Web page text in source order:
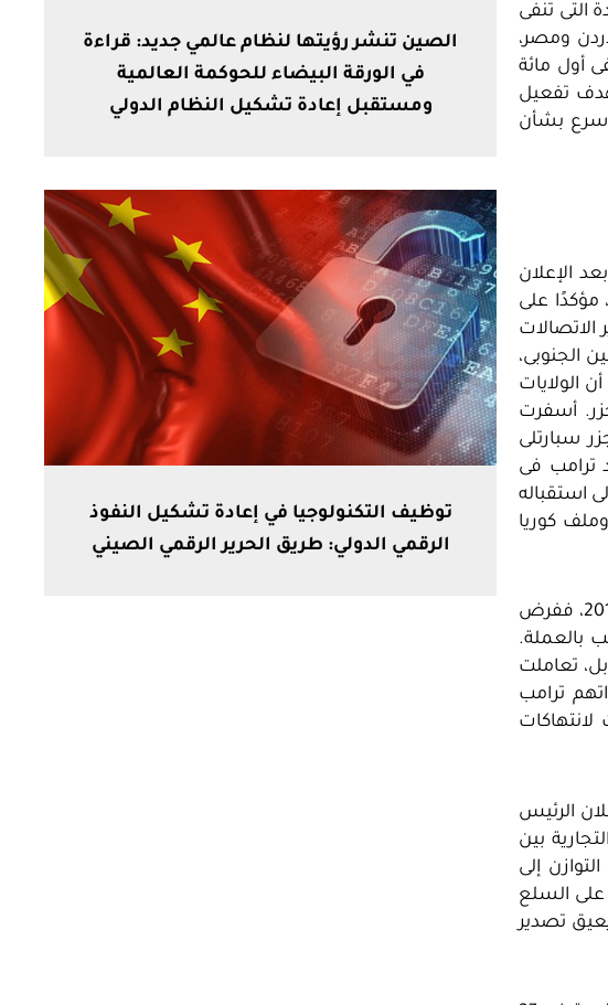
التى تنفى
ومصر،
أول مائة
تفعيل
أسرع بشأن
بعد الإعلان
مؤكدًا على
الاتصالات
الجنوبى،
الولايات
أسفرت
سبارتلى
ترامب فى
استقباله
كوريا
إلا أن هذا لا ينفى أنه بعد ذلك، تبنى ترامب سياسات أكثر تصاعدًا تجاه الصين، حيث بدأ حربًا تجارية معها فى 2018، ففرض
بالعملة.
تعاملت
ترامب
الرئيس
بين
10% فى 1 فبراير 2025 بهدف إعادة التوازن إلى
ذلك، قامت الصين بفرض رسوم جمركية بنسبة تتراوح بين %10 و %15 على السلع
مما يعيق تصدير
الصين تنشر رؤيتها لنظام عالمي جديد: قراءة
في الورقة البيضاء للحوكمة العالمية
ومستقبل إعادة تشكيل النظام الدولي
توظيف التكنولوجيا في إعادة تشكيل النفوذ
الرقمي الدولي: طريق الحرير الرقمي الصيني